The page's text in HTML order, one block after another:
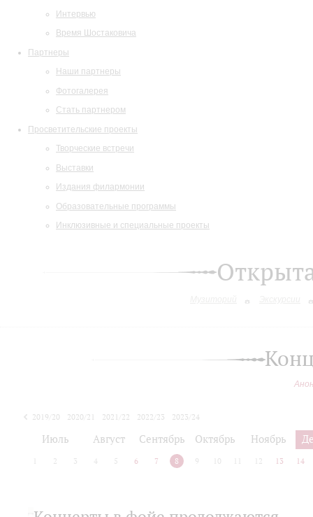
Интервью
Время Шостаковича
Партнеры
Наши партнеры
Фотогалерея
Стать партнером
Просветительские проекты
Творческие встречи
Выставки
Издания филармонии
Образовательные программы
Инклюзивные и специальные проекты
2019/20 2020/21 2021/22 2022/23
2023/24
Июль Август Сентябрь Октябрь Ноябрь
2 3 4 5 6 7 8 9 10 12 13 14